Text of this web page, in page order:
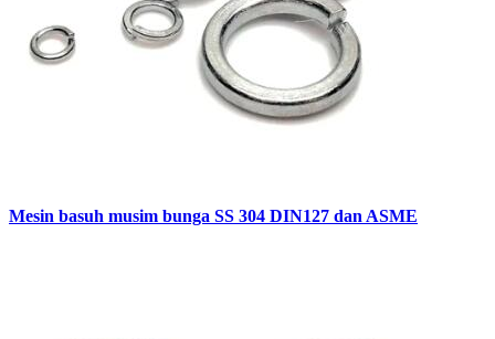
Mesin basuh musim bunga SS 304 DIN127 dan ASME